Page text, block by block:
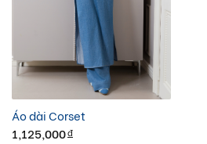
Áo dài Corset
1,125,000đ